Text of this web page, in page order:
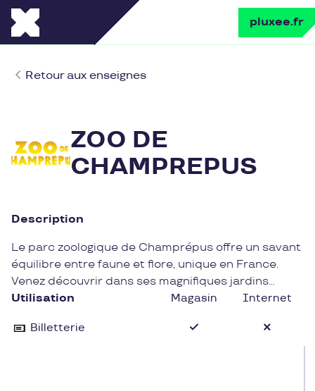
pluxee.fr
Retour aux enseignes
ZOO DE
CHAMPREPUS
Description
Le parc zoologique de Champrépus offre un savant
équilibre entre faune et flore, unique en France.
Venez découvrir dans ses magnifiques jardins
thématiques, 60 espèces animales: pandas roux,
insolites avec les lémuriens de Madagascar.
Utilisation Magasin Internet
Billetterie